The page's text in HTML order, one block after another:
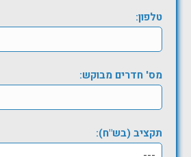
טלפון:
מס' חדרים מבוקש:
תקציב (בש"ח):